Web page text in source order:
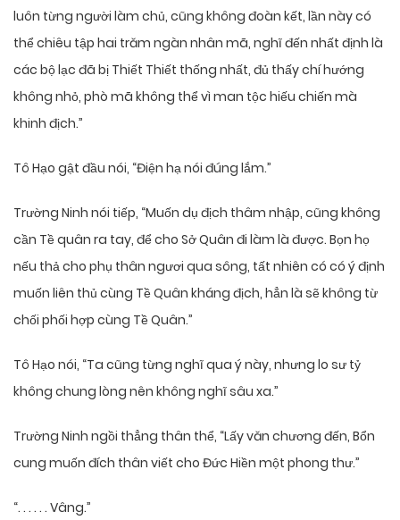
luôn từng người làm chủ, cũng không đoàn kết, lần này có
thể chiêu tập hai trăm ngàn nhân mã, nghĩ đến nhất định là
các bộ lạc đã bị Thiết Thiết thống nhất, đủ thấy chí hướng
không nhỏ, phò mã không thể vì man tộc hiếu chiến mà
khinh địch.”
Tô Hạo gật đầu nói, “Điện hạ nói đúng lắm.”
Trường Ninh nói tiếp, “Muốn dụ địch thâm nhập, cũng không
cần Tề quân ra tay, để cho Sở Quân đi làm là được. Bọn họ
nếu thả cho phụ thân ngươi qua sông, tất nhiên có có ý định
muốn liên thủ cùng Tề Quân kháng địch, hẳn là sẽ không từ
chối phối hợp cùng Tề Quân.”
Tô Hạo nói, “Ta cũng từng nghĩ qua ý này, nhưng lo sư tỷ
không chung lòng nên không nghĩ sâu xa.”
Trường Ninh ngồi thẳng thân thể, “Lấy văn chương đến, Bổn
cung muốn đích thân viết cho Đức Hiền một phong thư.”
“. . . . . . Vâng.”